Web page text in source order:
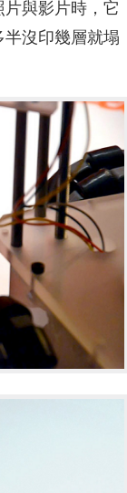
與影片時，它
沒印幾層就塌